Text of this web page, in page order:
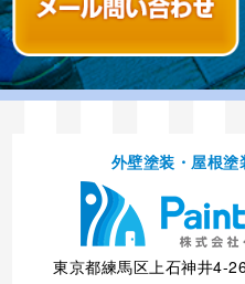
外壁塗装・屋根
東京都練馬区上石神井4-